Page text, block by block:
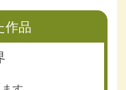
作品